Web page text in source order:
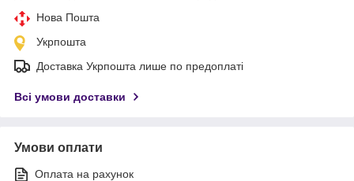
Нова Пошта
Укрпошта
Доставка Укрпошта лише по предоплаті
Всі умови доставки
Умови оплати
Оплата на рахунок